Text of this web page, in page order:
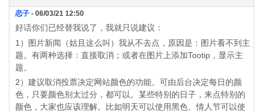
恋子 - 06/03/21 12:50
好话你们已经替我说了，我就只说建议：
1）图片新闻（姑且这么叫）我从不去点，原因是：图片看不到主
题。有两种选择：直接取消；或者在图片上添加Tootip，显示主
题。
2）建议取消投票决定网站颜色的功能。可由后台决定每日的颜
色，只要颜色别太过分，都可以。某些特别的日子，来点特别的
颜色，大家也应该理解。比如明天可以使用黑色、情人节可以使